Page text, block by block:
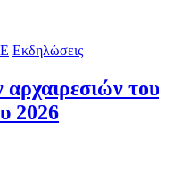
Εκδηλώσεις
του
2026